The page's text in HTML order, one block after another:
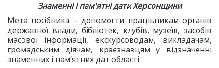
Знаменні і пам'ятні дати Херсонщини
Мета посібника – допомогти працівникам органів
державної влади, бібліотек, клубів, музеїв, засобів
масової інформації, екскурсоводам, викладачам,
громадським діячам, краєзнавцям у відзначенні
знаменних і пам’ятних дат області.